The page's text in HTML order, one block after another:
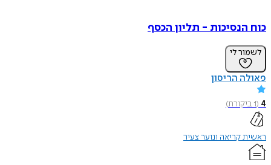
כוח הנסיכות - תליון הכסף
לשמור לי
פאולה הריסון
4
(
1ביקורת)
ראשית קריאה ונוער צעיר